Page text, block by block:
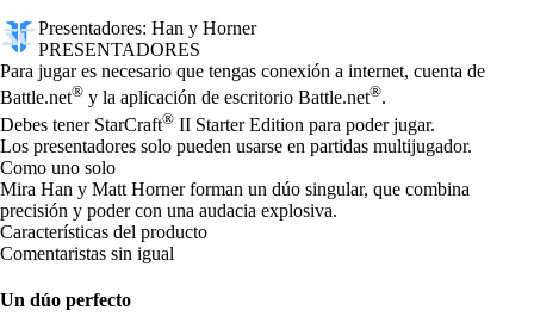
Presentadores: Han y Horner
PRESENTADORES
Precio
Available actions
Para jugar es necesario que tengas conexión a internet, cuenta de
Battle.net® y la aplicación de escritorio Battle.net®.
Debes tener StarCraft® II Starter Edition para poder jugar.
Los presentadores solo pueden usarse en partidas multijugador.
Como uno solo
Mira Han y Matt Horner forman un dúo singular, que combina
precisión y poder con una audacia explosiva.
Características del producto
Comentaristas sin igual
Un dúo perfecto